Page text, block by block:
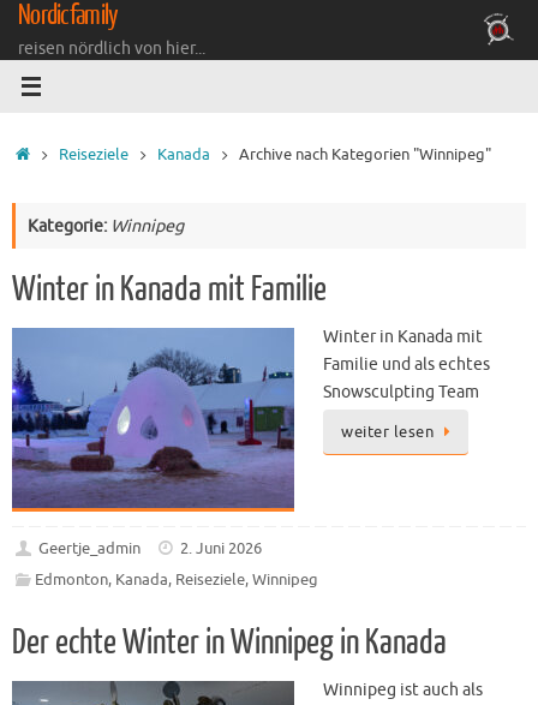
Zum
Inhalt
springen
Nordicfamily
reisen nördlich von hier...
Startseite
Reiseziele Kanada Archive nach Kategorien "Winnipeg"
Kategorie: Winnipeg
Winter in Kanada mit Familie
Winter in Kanada mit
Familie und als echtes
Snowsculpting Team
weiter lesen
Geertje_admin
2. Juni 2026
Edmonton, Kanada, Reiseziele,Winnipeg
Der echte Winter in Winnipeg in Kanada
Winnipeg ist auch als